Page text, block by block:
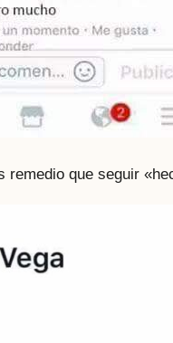
que seguir